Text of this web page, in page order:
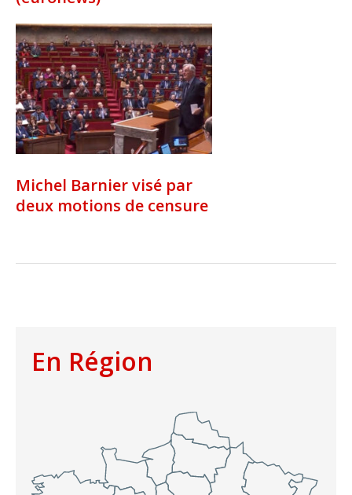
Michel Barnier visé par
deux motions de censure
En Région